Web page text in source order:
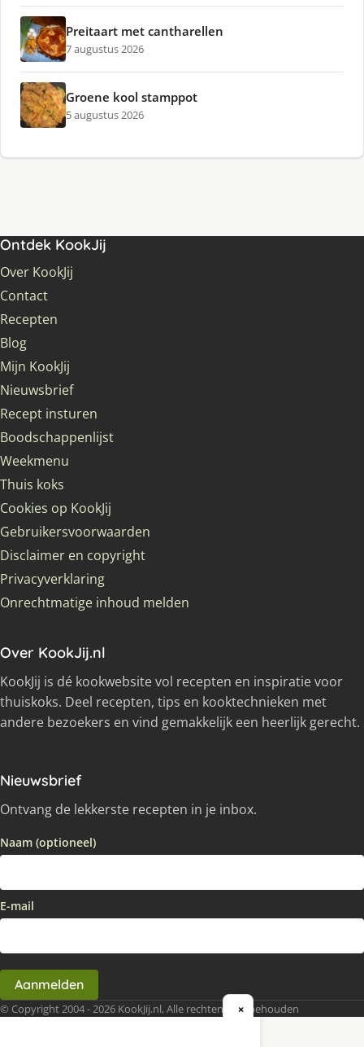
Preitaart met cantharellen
7 augustus 2026
Groene kool stamppot
5 augustus 2026
Ontdek KookJij
Over KookJij
Contact
Recepten
Blog
Mijn KookJij
Nieuwsbrief
Recept insturen
Boodschappenlijst
Weekmenu
Thuis koks
Cookies op KookJij
Gebruikersvoorwaarden
Disclaimer en copyright
Privacyverklaring
Onrechtmatige inhoud melden
Over KookJij.nl
KookJij is dé kookwebsite vol recepten en inspiratie voor
thuiskoks. Deel recepten, tips en kooktechnieken met
andere bezoekers en vind gemakkelijk een heerlijk gerecht.
Nieuwsbrief
Ontvang de lekkerste recepten in je inbox.
Naam (optioneel)
E-mail
Aanmelden
© Copyright 2004 - 2026 KookJij.nl, Alle rechten voorbehouden
×